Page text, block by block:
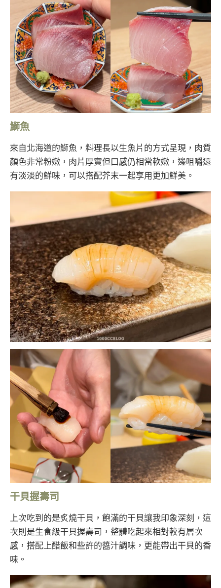
鰤魚
來自北海道的鰤魚，料理長以生魚片的方式呈現，肉質
顏色非常粉嫩，肉片厚實但口感仍相當軟嫩，邊咀嚼還
有淡淡的鮮味，可以搭配芥末一起享用更加鮮美。
干貝握壽司
上次吃到的是炙燒干貝，飽滿的干貝讓我印象深刻，這
次則是生食級干貝握壽司，整體吃起來相對較有層次
感，搭配上醋飯和些許的醬汁調味，更能帶出干貝的香
味。